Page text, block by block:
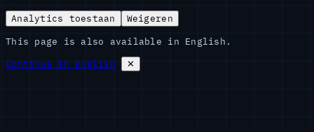
Analytics toestaan
Weigeren
This page is also available in English.
Continue in English
✕